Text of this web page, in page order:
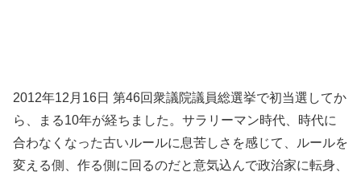
2012年12月16日 第46回衆議院議員総選挙で初当選してか
ら、まる10年が経ちました。サラリーマン時代、時代に
合わなくなった古いルールに息苦しさを感じて、ルールを
変える側、作る側に回るのだと意気込んで政治家に転身、